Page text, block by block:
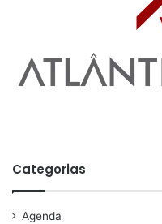
Categorias
Agenda